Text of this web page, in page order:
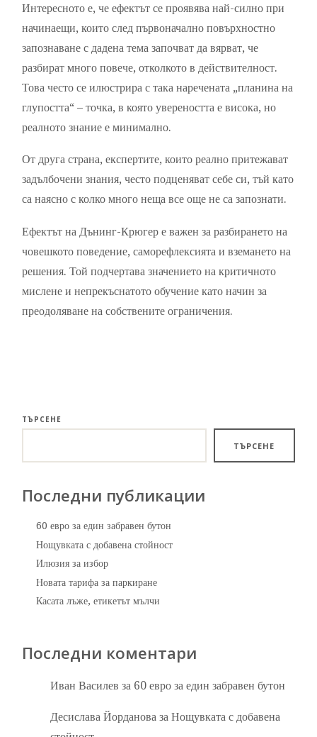
Интересното е, че ефектът се проявява най-силно при
начинаещи, които след първоначално повърхностно
запознаване с дадена тема започват да вярват, че
разбират много повече, отколкото в действителност.
Това често се илюстрира с така наречената „планина на
глупостта“ – точка, в която увереността е висока, но
реалното знание е минимално.
От друга страна, експертите, които реално притежават
задълбочени знания, често подценяват себе си, тъй като
са наясно с колко много неща все още не са запознати.
Ефектът на Дънинг-Крюгер е важен за разбирането на
човешкото поведение, саморефлексията и вземането на
решения. Той подчертава значението на критичното
мислене и непрекъснатото обучение като начин за
преодоляване на собствените ограничения.
ТЪРСЕНЕ
ТЪРСЕНЕ
Последни публикации
60 евро за един забравен бутон
Нощувката с добавена стойност
Илюзия за избор
Новата тарифа за паркиране
Касата лъже, етикетът мълчи
Последни коментари
Иван Василев за 60 евро за един забравен бутон
Десислава Йорданова заНощувката с добавена